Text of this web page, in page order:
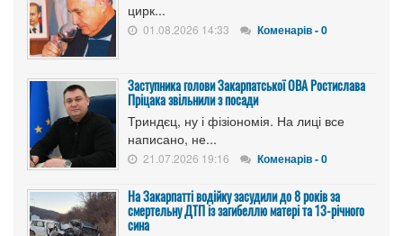
цирк...
01.08.2026 14:33 Коменарів - 0
Заступника голови Закарпатської ОВА Ростислава
Пріцака звільнили з посади
Триндєц, ну і фізіономія. На лиці все
написано, не...
21.07.2026 19:16 Коменарів - 0
На Закарпатті водійку засудили до 8 років за
смертельну ДТП із загибеллю матері та 13-річного
сина